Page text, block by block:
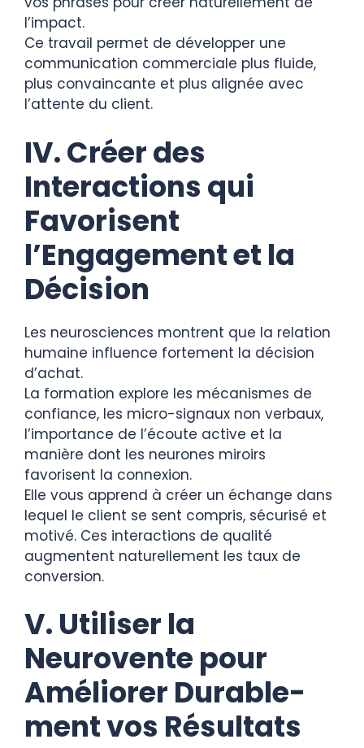
l’impact.
Ce travail permet de développer une
communication commerciale plus fluide,
plus convaincante et plus alignée avec
l’attente du client.
IV. Créer des
Interactions qui
Favorisent
l’Engagement et la
Décision
Les neurosciences montrent que la relation
humaine influence fortement la décision
d’achat.
La formation explore les mécanismes de
confiance, les micro-signaux non verbaux,
l’importance de l’écoute active et la
manière dont les neurones miroirs
favorisent la connexion.
Elle vous apprend à créer un échange dans
lequel le client se sent compris, sécurisé et
motivé. Ces interactions de qualité
augmentent naturellement les taux de
conversion.
V. Utiliser la
Neurovente pour
Améliorer Durable­
ment vos Résultats